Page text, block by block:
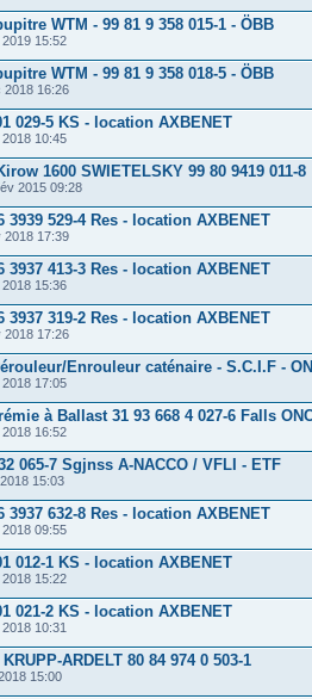
WTM - 99 81 9 358 015-1 - ÖBB
15:52
WTM - 99 81 9 358 018-5 - ÖBB
2018 16:26
029-5 KS - location AXBENET
2018 10:45
1600 SWIETELSKY 99 80 9419 011-8
2015 09:28
3939 529-4 Res - location AXBENET
2018 17:39
3937 413-3 Res - location AXBENET
2018 15:36
3937 319-2 Res - location AXBENET
2018 17:26
Enrouleur caténaire - S.C.I.F -
17:05
à Ballast 31 93 668 4 027-6 Falls
16:52
065-7 Sgjnss A-NACCO / VFLI - ETF
15:03
3937 632-8 Res - location AXBENET
2018 09:55
012-1 KS - location AXBENET
2018 15:22
021-2 KS - location AXBENET
10:31
ARDELT 80 84 974 0 503-1
15:00